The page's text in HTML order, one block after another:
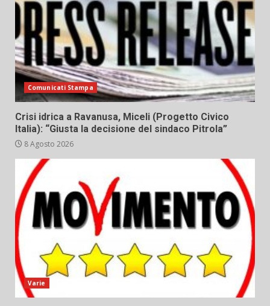
Comunicati Stampa
Crisi idrica a Ravanusa, Miceli (Progetto Civico
Italia): “Giusta la decisione del sindaco Pitrola”
8 Agosto 2026
Varie